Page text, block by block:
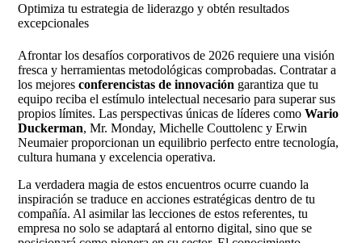
Optimiza tu estrategia de liderazgo y obtén resultados
excepcionales
Afrontar los desafíos corporativos de 2026 requiere una visión
fresca y herramientas metodológicas comprobadas. Contratar a
los mejoresconferencistas de innovación garantiza que tu
equipo reciba el estímulo intelectual necesario para superar sus
propios límites. Las perspectivas únicas de líderes comoWario
Duckerman, Mr. Monday, Michelle Couttolenc y Erwin
Neumaier proporcionan un equilibrio perfecto entre tecnología,
cultura humana y excelencia operativa.
La verdadera magia de estos encuentros ocurre cuando la
inspiración se traduce en acciones estratégicas dentro de tu
compañía. Al asimilar las lecciones de estos referentes, tu
empresa no solo se adaptará al entorno digital, sino que se